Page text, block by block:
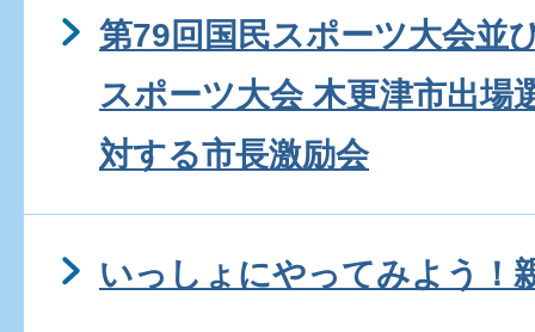
第79回国民スポーツ大会並
スポーツ大会 木更津市出場
対する市長激励会
いっしょにやってみよう！